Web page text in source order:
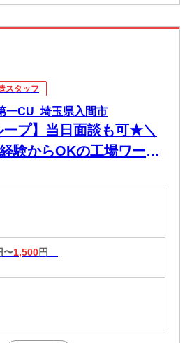
スタッフ
一CU_埼玉県入間市
ープ】当日面談も可★＼
験からOKの工場ワー
〜1,500円